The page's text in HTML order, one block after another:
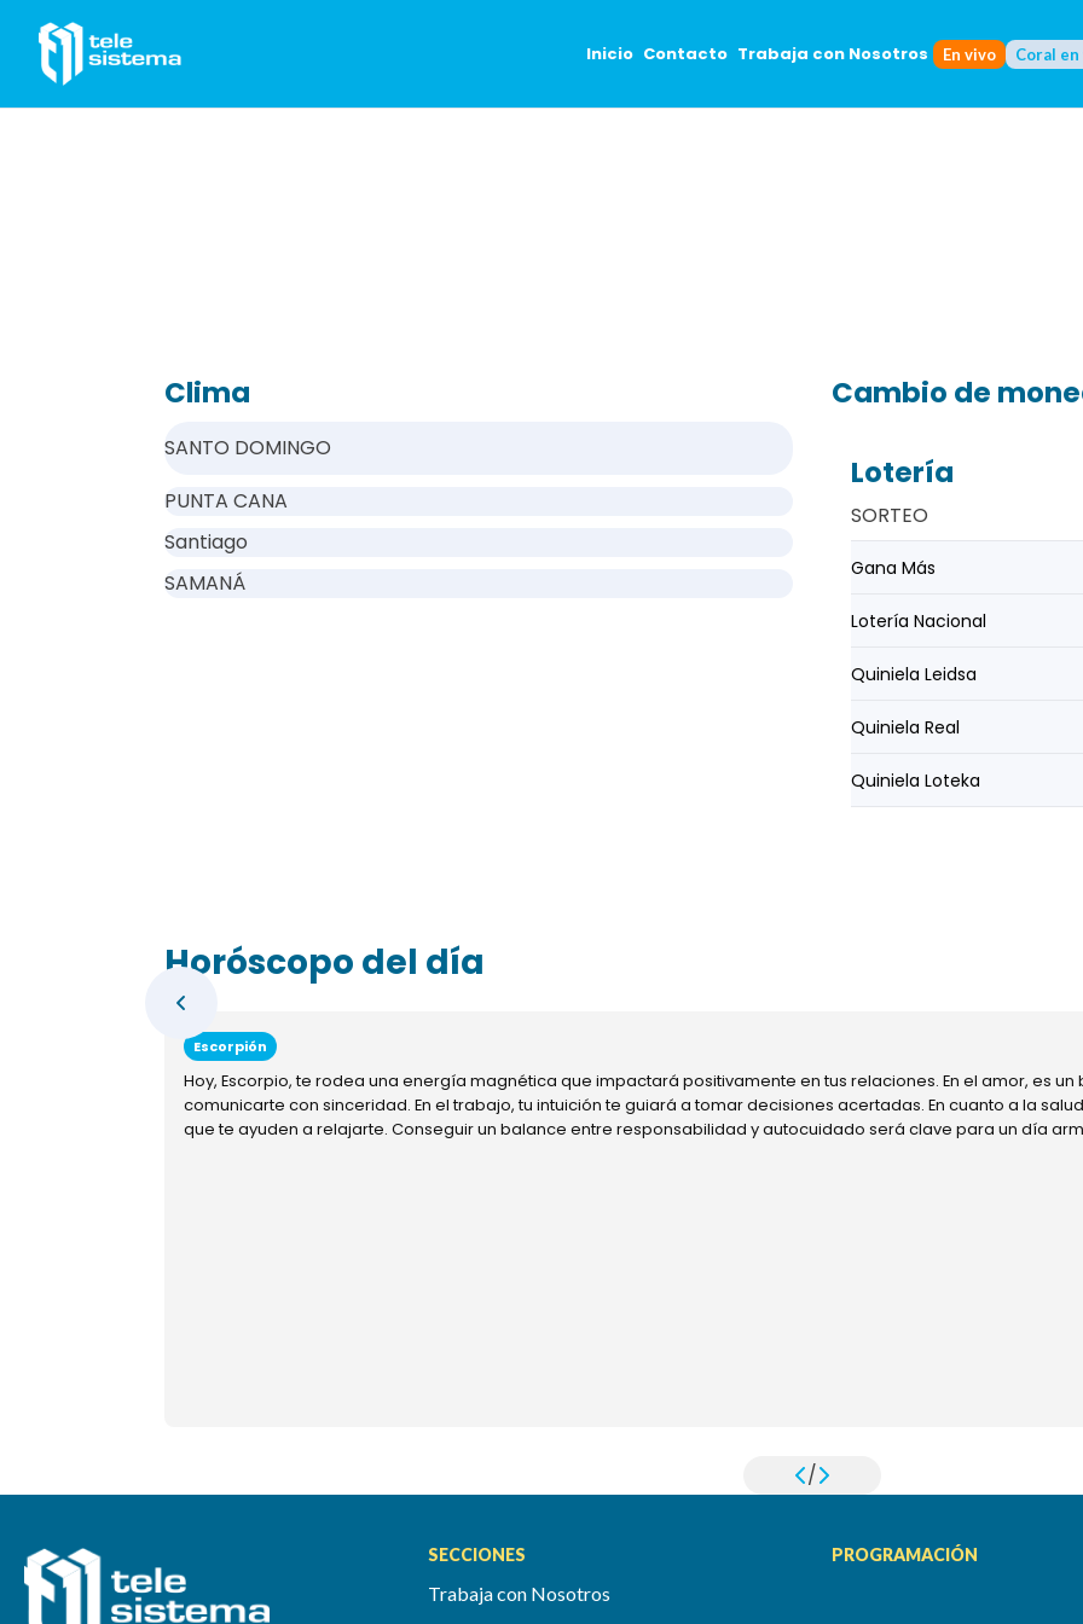
Inicio Contacto Trabaja con Nosotros En vivo Coral
Clima
SANTO DOMINGO
PUNTA CANA
Santiago
SAMANÁ
Cambio de
Lotería
SORTEO
Gana Más
Lotería Nacional
Quiniela Leidsa
Quiniela Real
Quiniela Loteka
Horóscopo del día
Escorpión
Hoy, Escorpio, te rodea una energía magnética que impactará positivamente en tus relaciones. En el amor, es
comunicarte con sinceridad. En el trabajo, tu intuición te guiará a tomar decisiones acertadas. En cuanto a la
que te ayuden a relajarte. Conseguir un balance entre responsabilidad y autocuidado será clave para un día
/
SECCIONES
Trabaja con Nosotros
PROGRAMACIÓN